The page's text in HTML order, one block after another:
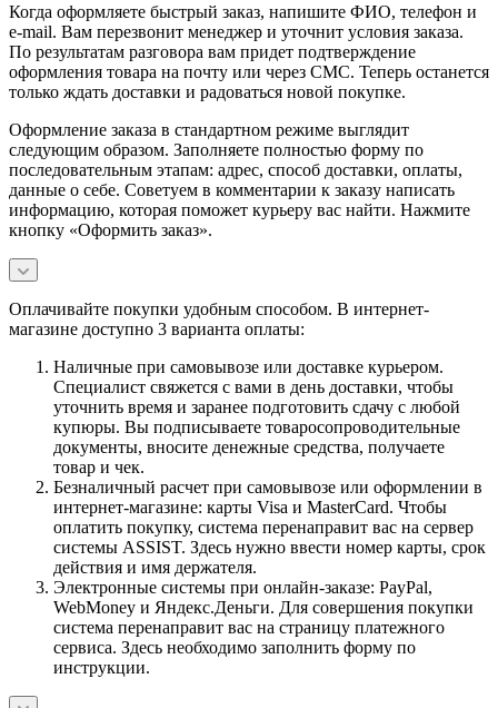
Когда оформляете быстрый заказ, напишите ФИО, телефон и
e-mail. Вам перезвонит менеджер и уточнит условия заказа.
По результатам разговора вам придет подтверждение
оформления товара на почту или через СМС. Теперь останется
только ждать доставки и радоваться новой покупке.
Оформление заказа в стандартном режиме выглядит
следующим образом. Заполняете полностью форму по
последовательным этапам: адрес, способ доставки, оплаты,
данные о себе. Советуем в комментарии к заказу написать
информацию, которая поможет курьеру вас найти. Нажмите
кнопку «Оформить заказ».
Оплачивайте покупки удобным способом. В интернет-
магазине доступно 3 варианта оплаты:
Наличные при самовывозе или доставке курьером.
Специалист свяжется с вами в день доставки, чтобы
уточнить время и заранее подготовить сдачу с любой
купюры. Вы подписываете товаросопроводительные
документы, вносите денежные средства, получаете
товар и чек.
Безналичный расчет при самовывозе или оформлении в
интернет-магазине: карты Visa и MasterCard. Чтобы
оплатить покупку, система перенаправит вас на сервер
системы ASSIST. Здесь нужно ввести номер карты, срок
действия и имя держателя.
Электронные системы при онлайн-заказе: PayPal,
WebMoney и Яндекс.Деньги. Для совершения покупки
система перенаправит вас на страницу платежного
сервиса. Здесь необходимо заполнить форму по
инструкции.